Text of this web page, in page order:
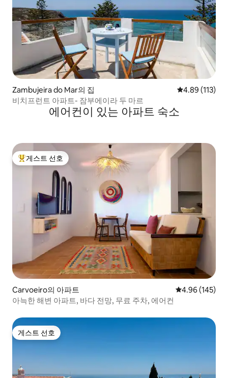
Zambujeira do Mar의 집 평점 4.89점(5
4.89 (113)
비치프런트 아파트- 잠부에이라 두 마르
에어컨이 있는 아파트 숙소
상위 게스트 선호
게스트 선호
Carvoeiro의 아파트 평점 4.96점(5
4.96 (145)
아늑한 해변 아파트, 바다 전망, 무료 주차, 에어컨
게스트 선호
게스트 선호